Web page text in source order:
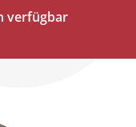
verfügbar